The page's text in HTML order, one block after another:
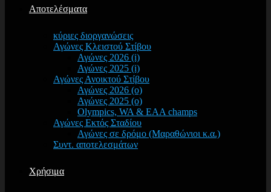
Αποτελέσματα
κύριες διοργανώσεις
Αγώνες Κλειστού Στίβου
Αγώνες 2026 (i)
Αγώνες 2025 (i)
Αγώνες Ανοικτού Στίβου
Αγώνες 2026 (o)
Αγώνες 2025 (o)
Olympics, WA & EAA champs
Αγώνες Εκτός Σταδίου
Αγώνες σε δρόμο (Μαραθώνιοι κ.α.)
Συντ. αποτελεσμάτων
Χρήσιμα